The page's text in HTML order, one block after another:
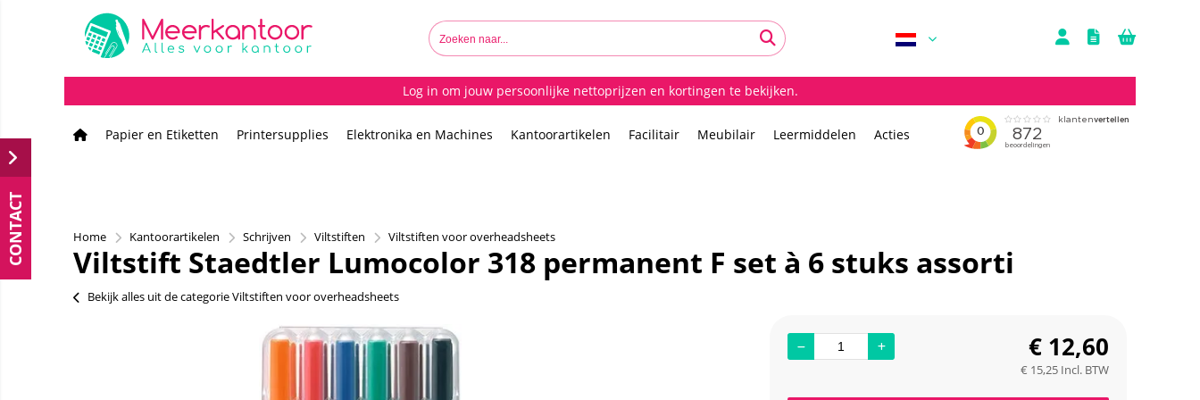
Log in om jouw persoonlijke nettoprijzen en kortingen te bekijken.
Papier en Etiketten Printersupplies Elektronika en Machines Kantoorartikelen Facilitair Meubilair Leermiddelen Acties
Home Kantoorartikelen Schrijven Viltstiften Viltstiften voor overheadsheets
Viltstift Staedtler Lumocolor 318 permanent F set à 6 stuks assorti
Bekijk alles uit de categorie Viltstiften voor overheadsheets
€ 12,60
€ 15,25 Incl. BTW
CONTACT